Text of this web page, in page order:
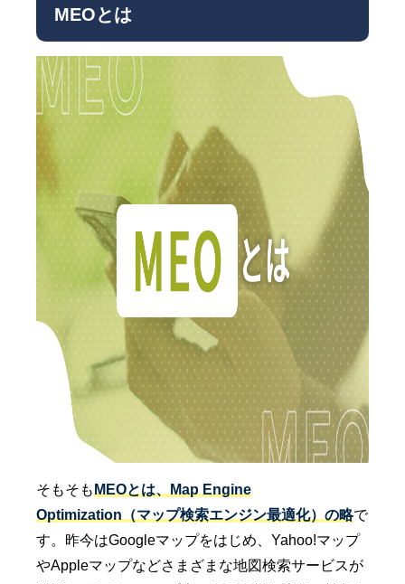
MEOとは
そもそも MEOとは、Map Engine
Optimization（マップ検索エンジン最適化）の略で
す。昨今はGoogleマップをはじめ、Yahoo!マップ
やAppleマップなどさまざまな地図検索サービスが